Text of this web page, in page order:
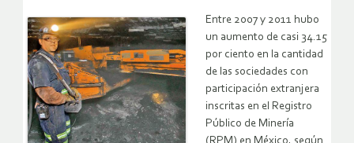
Entre 2007 y 2011 hubo
un aumento de casi 34.15
por ciento en la cantidad
de las sociedades con
participación extranjera
inscritas en el Registro
Público de Minería